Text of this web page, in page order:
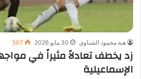
هبة محمود الشناوي 30 مايو 2026 507
زد يخطف تعادلاً مثيراً في
الإسماعيلية